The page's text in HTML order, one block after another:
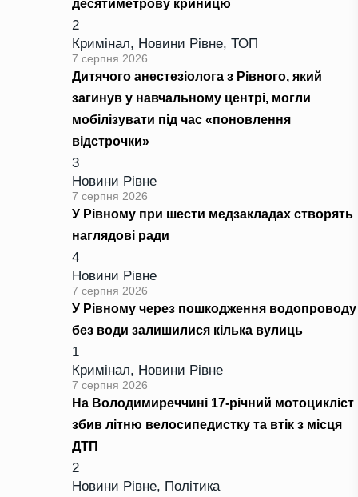
десятиметрову криницю
2
Кримінал, Новини Рівне, ТОП
7 серпня 2026
Дитячого анестезіолога з Рівного, який
загинув у навчальному центрі, могли
мобілізувати під час «поновлення
відстрочки»
3
Новини Рівне
7 серпня 2026
У Рівному при шести медзакладах створять
наглядові ради
4
Новини Рівне
7 серпня 2026
У Рівному через пошкодження водопроводу
без води залишилися кілька вулиць
1
Кримінал, Новини Рівне
7 серпня 2026
На Володимиреччині 17-річний мотоцикліст
збив літню велосипедистку та втік з місця
ДТП
2
Новини Рівне, Політика